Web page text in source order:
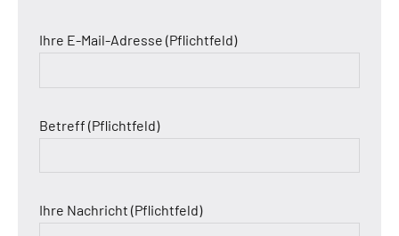
Ihre E-Mail-Adresse (Pflichtfeld)
Betreff (Pflichtfeld)
Ihre Nachricht (Pflichtfeld)